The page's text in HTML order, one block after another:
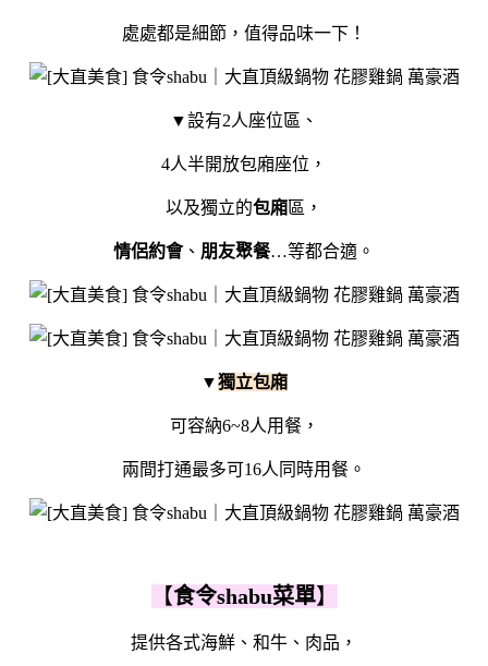
處處都是細節，值得品味一下！
▼設有2人座位區、
4人半開放包廂座位，
以及獨立的包廂區，
情侶約會、 朋友聚餐…等都合適。
▼獨立包廂
可容納6~8人用餐，
兩間打通最多可16人同時用餐。
【食令shabu菜單】
提供各式海鮮、和牛、肉品，